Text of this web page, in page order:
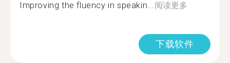
Improving the fluency in speakin...阅读更多
下载软件